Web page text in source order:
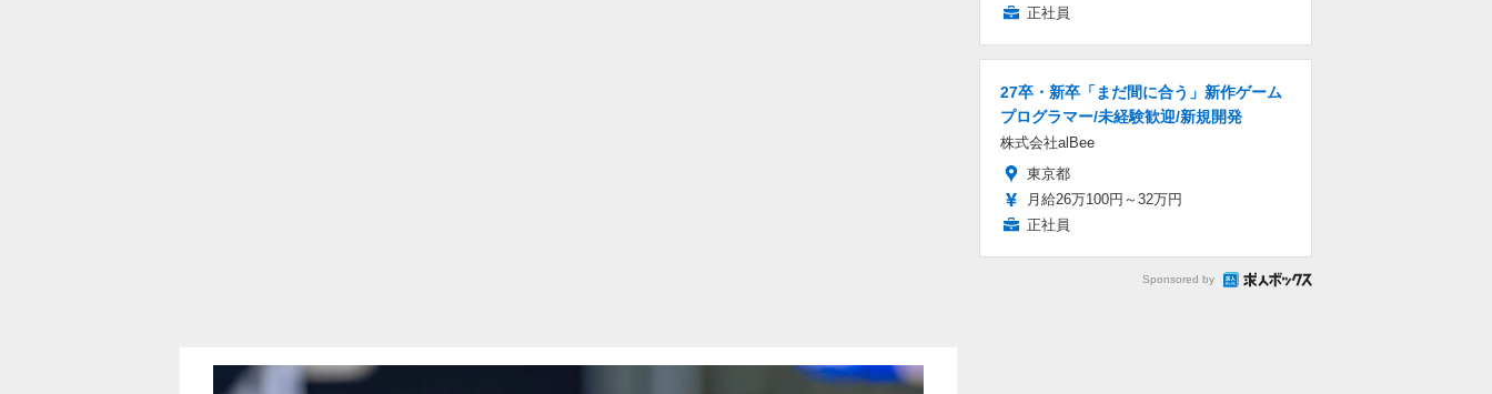
正社員
27卒・新卒「まだ間に合う」新作ゲーム
プログラマー/未経験歓迎/新規開発
株式会社alBee
東京都
月給26万100円～32万円
正社員
Sponsored by